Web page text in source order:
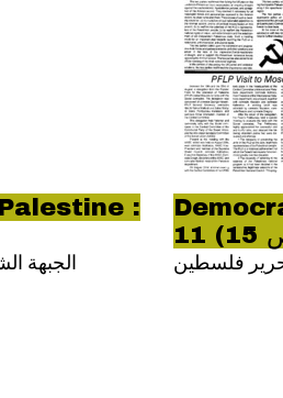
:
الجبهة فلسطين